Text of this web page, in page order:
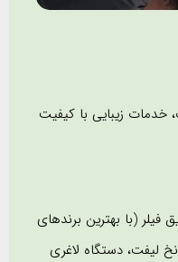
زیبایی با کیفیت
فیلر (با بهترین برندهای
لیفت، دستگاه لاغری